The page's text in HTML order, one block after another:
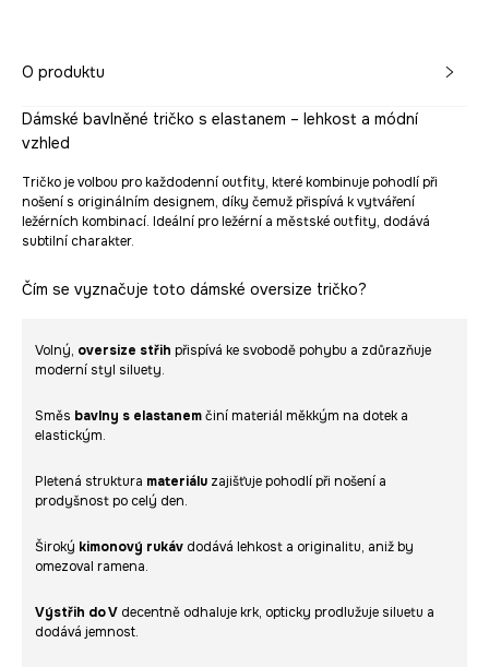
O produktu
Dámské bavlněné tričko s elastanem – lehkost a módní
vzhled
Tričko je volbou pro každodenní outfity, které kombinuje pohodlí při
nošení s originálním designem, díky čemuž přispívá k vytváření
ležérních kombinací. Ideální pro ležérní a městské outfity, dodává
subtilní charakter.
Čím se vyznačuje toto dámské oversize tričko?
Volný, oversize střih přispívá ke svobodě pohybu a zdůrazňuje
moderní styl siluety.
Směs bavlny s elastanemčiní materiál měkkým na dotek a
elastickým.
Pletená struktura materiálu zajišťuje pohodlí při nošení a
prodyšnost po celý den.
Široký kimonový rukáv dodává lehkost a originalitu, aniž by
omezoval ramena.
Výstřih do V decentně odhaluje krk, opticky prodlužuje siluetu a
dodává jemnost.